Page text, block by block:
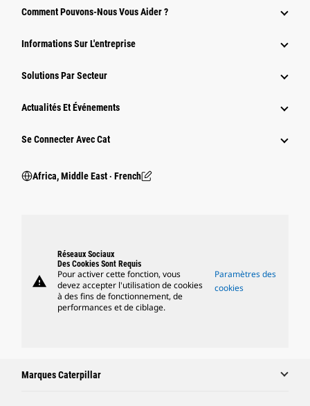
Comment Pouvons-Nous Vous Aider ?
Informations Sur L'entreprise
Solutions Par Secteur
Actualités Et Événements
Se Connecter Avec Cat
Africa, Middle East ‧ French
warning
Réseaux Sociaux
Des Cookies Sont Requis
Pour activer cette fonction, vous
devez accepter l'utilisation de cookies
à des fins de fonctionnement, de
performances et de ciblage.
Paramètres des
cookies
Marques Caterpillar